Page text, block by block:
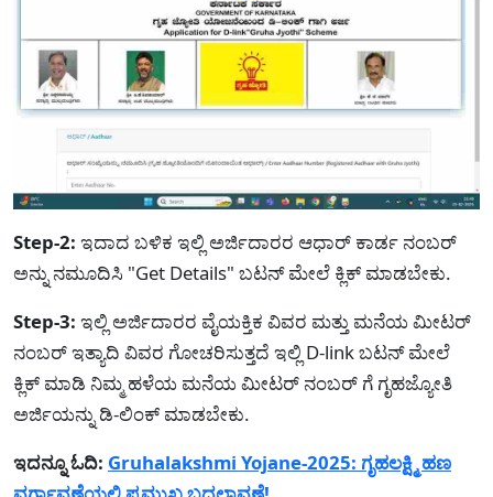
Step-2: ಇದಾದ ಬಳಿಕ ಇಲ್ಲಿ ಅರ್ಜಿದಾರರ ಆಧಾರ್ ಕಾರ್ಡ ನಂಬರ್
ಅನ್ನು ನಮೂದಿಸಿ "Get Details" ಬಟನ್ ಮೇಲೆ ಕ್ಲಿಕ್ ಮಾಡಬೇಕು.
Step-3: ಇಲ್ಲಿ ಅರ್ಜಿದಾರರ ವೈಯಕ್ತಿಕ ವಿವರ ಮತ್ತು ಮನೆಯ ಮೀಟರ್
ನಂಬರ್ ಇತ್ಯಾದಿ ವಿವರ ಗೋಚರಿಸುತ್ತದೆ ಇಲ್ಲಿ D-link ಬಟನ್ ಮೇಲೆ
ಕ್ಲಿಕ್ ಮಾಡಿ ನಿಮ್ಮ ಹಳೆಯ ಮನೆಯ ಮೀಟರ್ ನಂಬರ್ ಗೆ ಗೃಹಜ್ಯೋತಿ
ಅರ್ಜಿಯನ್ನು ಡಿ-ಲಿಂಕ್ ಮಾಡಬೇಕು.
ಇದನ್ನೂ ಓದಿ: Gruhalakshmi Yojane-2025: ಗೃಹಲಕ್ಷ್ಮಿ ಹಣ